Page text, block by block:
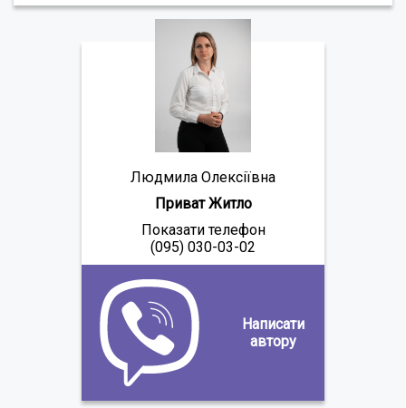
Людмила Олексіївна
Приват Житло
Показати телефон
(095) 030-03-02
Написати
автору